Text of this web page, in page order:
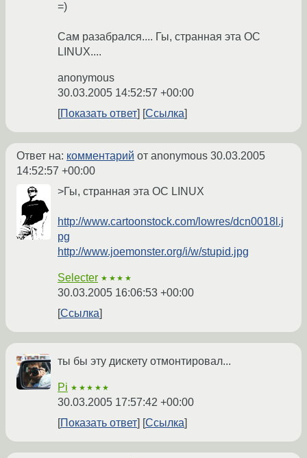
=)
Сам разабрался.... Гы, странная эта ОС
LINUX....
anonymous
30.03.2005 14:52:57 +00:00
Показать ответ
Ссылка
Ответ на: комментарий от anonymous 30.03.2005
14:52:57 +00:00
>Гы, странная эта ОС LINUX
http://www.cartoonstock.com/lowres/dcn0018l.j
pg
http://www.joemonster.org/i/w/stupid.jpg
Selecter ★★★★
30.03.2005 16:06:53 +00:00
Ссылка
ты бы эту дискету отмонтировал...
Pi ★★★★★
30.03.2005 17:57:42 +00:00
Показать ответ
Ссылка